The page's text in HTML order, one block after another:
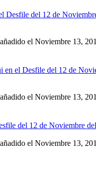
Desfile del 12 de
el Noviembre 13,
el Desfile del 12 de
el Noviembre 13,
del 12 de Noviembre
el Noviembre 13,